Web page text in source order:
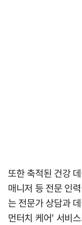
또한 축적된 건강
매니저 등 전문 인
는 전문가 상담과
먼터치 케어' 서비